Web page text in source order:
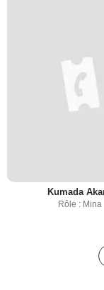
Kumada
Rôle : Mina